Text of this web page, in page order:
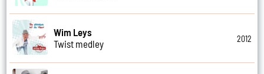
Wim Leys
Twist medley
2012